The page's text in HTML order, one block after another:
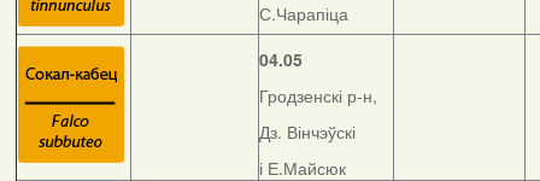
С.Чарапіца
04.05
Гродзенскі р-н,
Дз. Вінчэўскі
і Е.Майсюк